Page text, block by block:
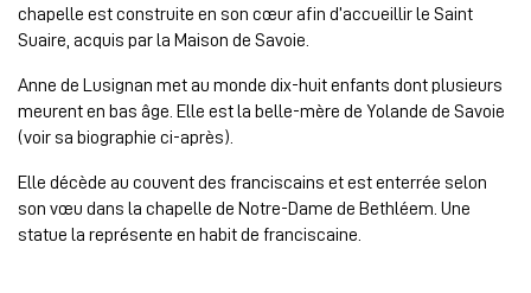
chapelle est construite en son cœur afin d’accueillir le Saint
Suaire, acquis par la Maison de Savoie.
Anne de Lusignan met au monde dix-huit enfants dont plusieurs
meurent en bas âge. Elle est la belle-mère de Yolande de Savoie
(voir sa biographie ci-après).
Elle décède au couvent des franciscains et est enterrée selon
son vœu dans la chapelle de Notre-Dame de Bethléem. Une
statue la représente en habit de franciscaine.